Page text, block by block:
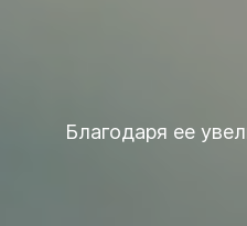
Благодаря ее